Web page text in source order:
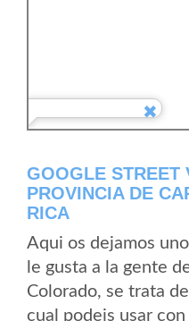
GOOGLE STREET
PROVINCIA DE
RICA
Aqui os dejamos
le gusta a la gente
Colorado, se trata
cual podeis usar